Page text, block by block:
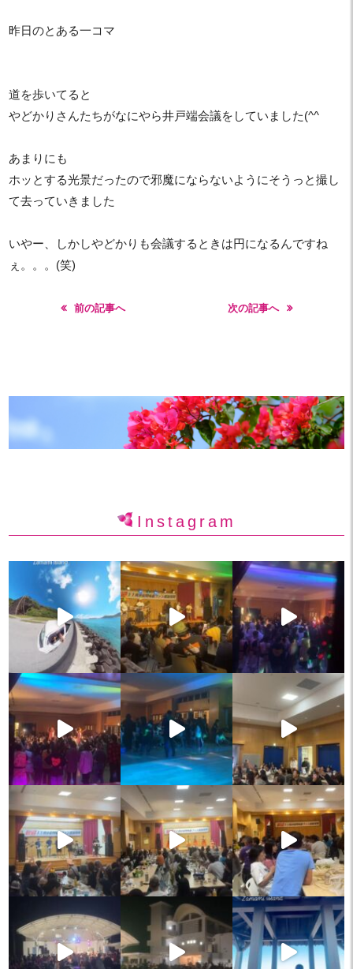
昨日のとある一コマ
道を歩いてると
やどかりさんたちがなにやら井戸端会議をしていました(^^
あまりにも
ホッとする光景だったので邪魔にならないようにそうっと撮し
て去っていきました
いやー、しかしやどかりも会議するときは円になるんですね
ぇ。。。(笑)
前の記事へ 次の記事へ
Instagram